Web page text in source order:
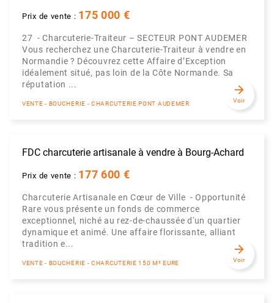
Prix de vente : 175 000 €
27 - Charcuterie-Traiteur – SECTEUR PONT AUDEMER
Vous recherchez une Charcuterie-Traiteur à vendre en
Normandie ? Découvrez cette Affaire d’Exception
idéalement situé, pas loin de la Côte Normande. Sa
réputation ...
VENTE - BOUCHERIE - CHARCUTERIE PONT AUDEMER
arrow_forward
Voir
FDC charcuterie artisanale à vendre à Bourg-Achard
Prix de vente : 177 600 €
Charcuterie Artisanale en Cœur de Ville - Opportunité
Rare vous présente un fonds de commerce
exceptionnel, niché au rez-de-chaussée d'un quartier
dynamique et animé. Une affaire florissante, alliant
tradition e...
VENTE - BOUCHERIE - CHARCUTERIE 150 M² EURE
arrow_forward
Voir